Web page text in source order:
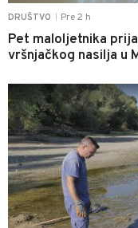
DRUŠTVO Pre 2 h
Pet maloljetnika
vršnjačkog nasilja u